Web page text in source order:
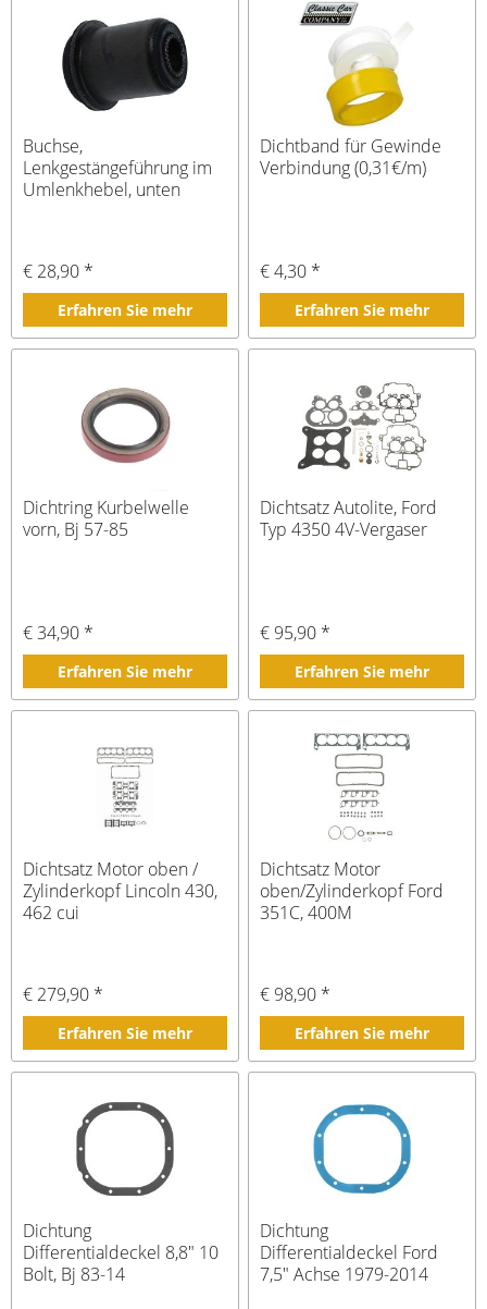
Buchse,
Lenkgestängeführung im
Umlenkhebel, unten
€ 28,90 *
Erfahren Sie mehr
Dichtband für Gewinde
Verbindung (0,31€/m)
€ 4,30 *
Erfahren Sie mehr
Dichtring Kurbelwelle
vorn, Bj 57-85
€ 34,90 *
Erfahren Sie mehr
Dichtsatz Autolite, Ford
Typ 4350 4V-Vergaser
€ 95,90 *
Erfahren Sie mehr
Dichtsatz Motor oben /
Zylinderkopf Lincoln 430,
462 cui
€ 279,90 *
Erfahren Sie mehr
Dichtsatz Motor
oben/Zylinderkopf Ford
351C, 400M
€ 98,90 *
Erfahren Sie mehr
Dichtung
Differentialdeckel 8,8" 10
Bolt, Bj 83-14
Dichtung
Differentialdeckel Ford
7,5" Achse 1979-2014